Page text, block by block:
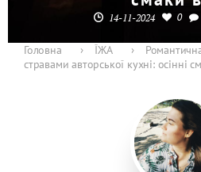
14-11-2024 0
Головна › ЇЖА ›
стравами авторської кухні: осінні